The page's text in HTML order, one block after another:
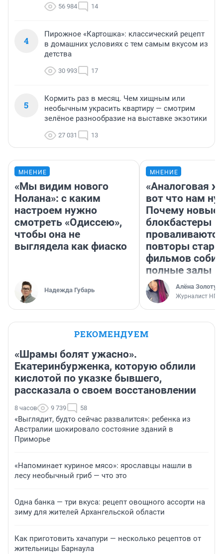
56 984 14
4
Пирожное «Картошка»: классический рецепт
в домашних условиях с тем самым вкусом из
детства
30 993 17
5
Кормить раз в месяц. Чем хищным или
необычным украсить квартиру — смотрим
зелёное разнообразие на выставке экзотики
27 031 13
МНЕНИЕ
«Мы видим нового
Нолана»: с каким
настроем нужно
смотреть «Одиссею»,
чтобы она не
выглядела как фиаско
Надежда Губарь
МНЕНИЕ
«Аналоговая
вот что нам
Почему новые
блокбастеры
повторы
фильмов
полные залы
Алёна
Журналист НГС
РЕКОМЕНДУЕМ
«Шрамы болят ужасно».
Екатеринбурженка, которую облили
кислотой по указке бывшего,
рассказала о своем восстановлении
8 часов 9 739 58
«Выглядит, будто сейчас развалится»: ребенка из
Австралии шокировало состояние зданий в
Приморье
«Напоминает куриное мясо»: ярославцы нашли в
лесу необычный гриб — что это
Одна банка — три вкуса: рецепт овощного ассорти на
зиму для жителей Архангельской области
Как приготовить хачапури — несколько рецептов от
жительницы Барнаула